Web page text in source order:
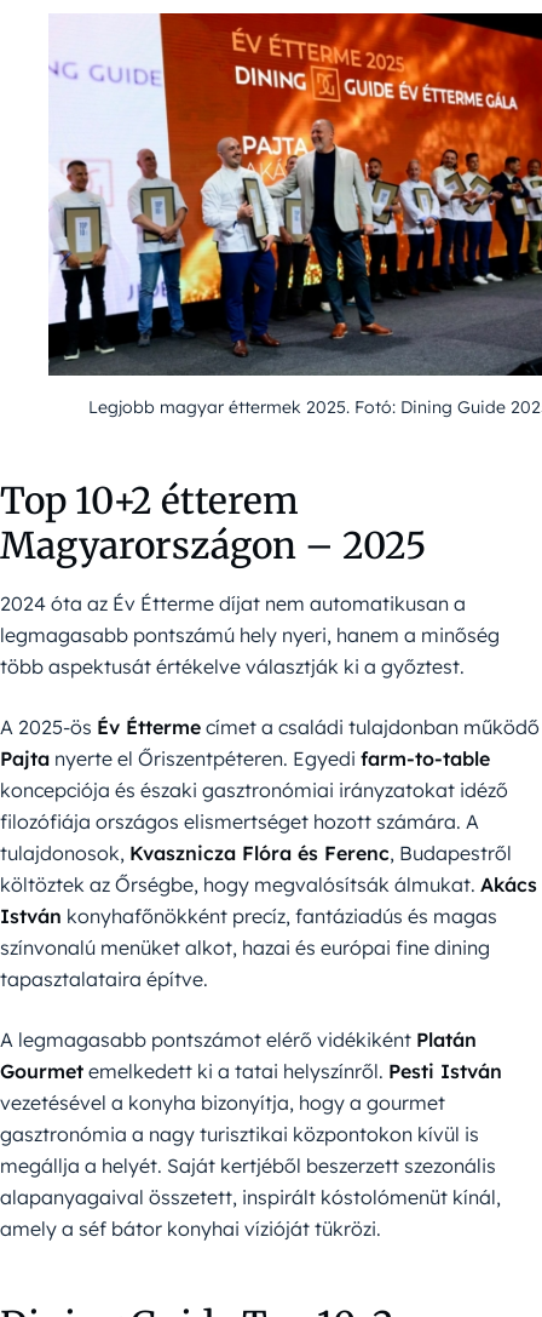
Legjobb magyar éttermek 2025. Fotó: Dining Guide
Top 10+2 étterem
Magyarországon – 2025
2024 óta az Év Étterme díjat nem automatikusan a
legmagasabb pontszámú hely nyeri, hanem a minőség
több aspektusát értékelve választják ki a győztest.
A 2025-ös Év Étterme címet a családi tulajdonban működő
Pajta nyerte el Őriszentpéteren. Egyedi farm-to-table
koncepciója és északi gasztronómiai irányzatokat idéző
filozófiája országos elismertséget hozott számára. A
tulajdonosok, Kvasznicza Flóra és Ferenc, Budapestről
költöztek az Őrségbe, hogy megvalósítsák álmukat. Akács
István konyhafőnökként precíz, fantáziadús és magas
színvonalú menüket alkot, hazai és európai fine dining
tapasztalataira építve.
A legmagasabb pontszámot elérő vidékiként Platán
Gourmet emelkedett ki a tatai helyszínről. Pesti István
vezetésével a konyha bizonyítja, hogy a gourmet
gasztronómia a nagy turisztikai központokon kívül is
megállja a helyét. Saját kertjéből beszerzett szezonális
alapanyagaival összetett, inspirált kóstolómenüt kínál,
amely a séf bátor konyhai vízióját tükrözi.